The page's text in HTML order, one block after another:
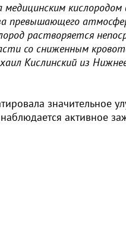
кислородом
превышающего
растворяется
со сниженным
Кислинский из
значительное
активное